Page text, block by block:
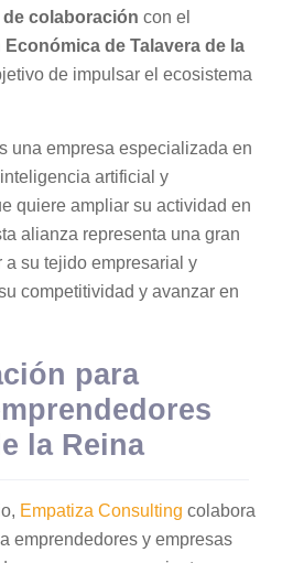
colaboración con el
de Talavera de la
de impulsar el ecosistema
una empresa especializada en
artificial y
quiere ampliar su actividad en
alianza representa una gran
su tejido empresarial y
competitividad y avanzar en
para
la Reina
Empatiza Consulting colabora
emprendedores y empresas